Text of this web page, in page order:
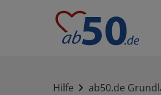
Hilfe ab50.de